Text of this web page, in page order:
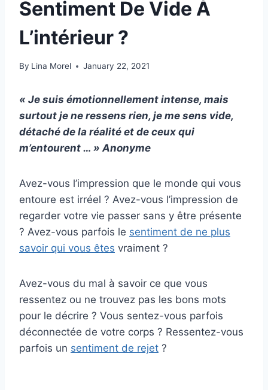
Sentiment De Vide À
L’intérieur ?
By Lina Morel January 22, 2021
« Je suis émotionnellement intense, mais
surtout je ne ressens rien, je me sens vide,
détaché de la réalité et de ceux qui
m’entourent … » Anonyme
Avez-vous l’impression que le monde qui vous
entoure est irréel ? Avez-vous l’impression de
regarder votre vie passer sans y être présente
? Avez-vous parfois le sentiment de ne plus
savoir qui vous êtes vraiment ?
Avez-vous du mal à savoir ce que vous
ressentez ou ne trouvez pas les bons mots
pour le décrire ? Vous sentez-vous parfois
déconnectée de votre corps ? Ressentez-vous
parfois un sentiment de rejet ?